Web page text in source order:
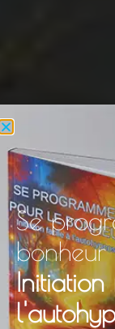
Se
bonheur